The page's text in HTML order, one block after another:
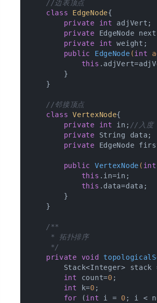
//边表顶点
class
EdgeNode{
private
int
adjVert;
private EdgeNode
private
int
weight;
public
EdgeNode (int
this
        }
    }
//邻接顶点
class
VertexNode{
private
int in; //入度
private String data;
private EdgeNode
public VertexNode ( int
this .in=in;
this .data=data;
        }
    }
/**
     * 拓扑排序
     */
private
void
Stack<Integer> stack
int
count=0 ;
int
k=0 ;
for (int i = 0 ; i <